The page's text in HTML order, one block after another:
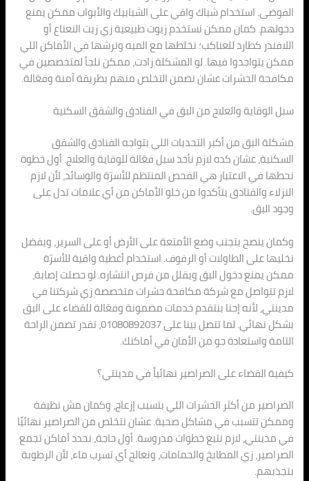
الفوضى. استخدام شباك واقي على الشبابيك والأبواب ممكن يمنع
دخولهم. كمان ممكن نستخدم زيوت طبيعية زي زيت النعناع أو
اللافندر كطارد للعناكب؛ نخلطها مع الميه ونرشها في الأماكن اللي
ممكن يتواجدوا فيها. لو المشكلة زادت، ممكن نلجأ لمتخصصين في
مكافحة الحشرات عشان نضمن التخلص منهم بطريقة آمنة وفعّالة.
سبل الوقاية والعلاج من البق في الفنادق والشقق السكنية
مشكلة البق من أكبر التحديات اللي بتواجه الفنادق والشقق
السكنية، عشان كده لازم نأخذ سبل فعّالة للوقاية والعلاج. أول خطوة
نحطها في الاعتبار هي الفحص المنتظم للأسرّة والوسائد، لأن لازم
النزلاء والفنادق يتأكدوا من خلو الأماكن من أي علامات تدل على
وجود البق.
وكمان ينصح بتجنب وضع الأمتعة على الأرض أو على السرير، ويفضل
نخليها على الطاولات أو الرفوف. استخدام أغطية واقية للأسرّة
ممكن يمنع دخول البق ويقلل من فرص انتشاره. لو حصلت إصابة،
لازم تتواصل مع شركة مكافحة حشرات متخصصة زي شركتنا في
مدينتي، لأنه إحنا بنتقدم خدمات مضمونة وفعّالة للقضاء على البق
بشكل نهائي. لما تتصل بينا على 01080892037، تقدر تضمن الراحة
التامة واستعادة جو من الأمان في أماكنك.
كيفية القضاء على الصراصير نهائياً في مدينتي؟
الصراصير من أكثر الحشرات اللي بتسبب إزعاج، وكمان مش نظيفة
وممكن تتسبب في مشاكل صحية. عشان نتخلص من الصراصير نهائيًا
في مدينتي، لازم نتبع خطوات مدروسة. أول حاجة، نحدد أماكن تجمع
الصراصير، زي المطابخ والحمامات، ونعالج أي تسرب ماء، لأن الرطوبة
بتجذبهم.